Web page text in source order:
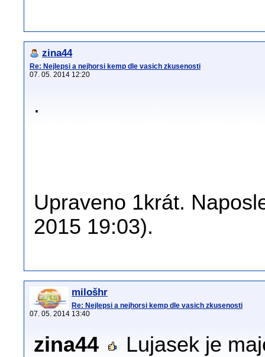
zina44
Re: Nejlepsi a nejhorsi kemp dle vasich zkusenosti
07. 05. 2014 12:20
.
Upraveno 1krát.
2015 19:03).
milošhr
Re: Nejlepsi a nejhorsi kemp dle vasich zkusenosti
07. 05. 2014 13:40
zina44 Lujasek je